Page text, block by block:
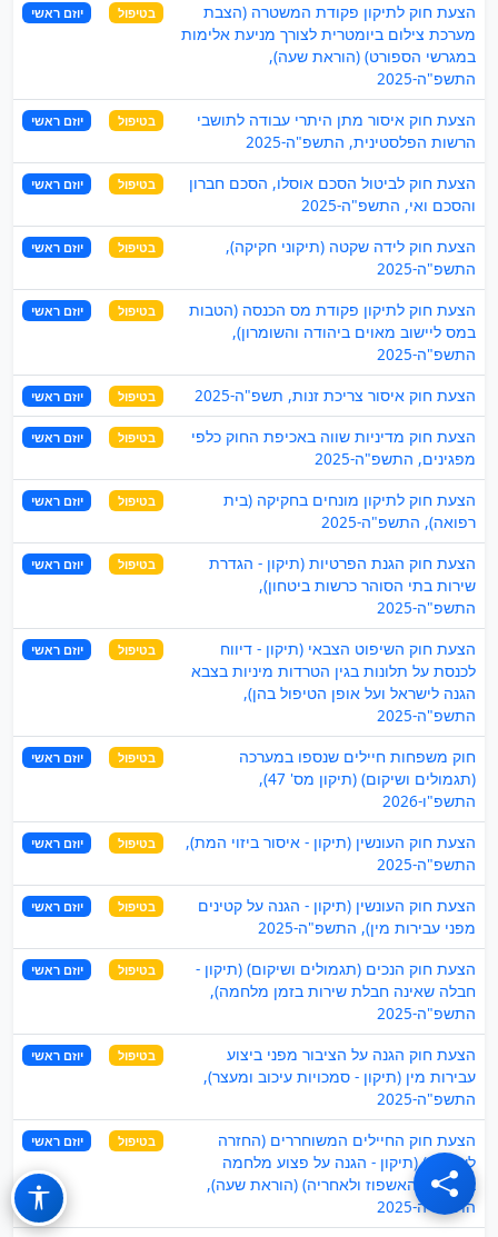
הצעת חוק לתיקון פקודת המשטרה (הצבת
מערכת צילום ביומטרית לצורך מניעת אלימות
במגרשי הספורט) (הוראת שעה),
התשפ"ה-2025
בטיפול יוזם ראשי
הצעת חוק איסור מתן היתרי עבודה לתושבי
הרשות הפלסטינית, התשפ"ה-2025
בטיפול יוזם ראשי
הצעת חוק לביטול הסכם אוסלו, הסכם חברון
והסכם ואי, התשפ"ה-2025
בטיפול יוזם ראשי
הצעת חוק לידה שקטה (תיקוני חקיקה),
התשפ"ה-2025
בטיפול יוזם ראשי
הצעת חוק לתיקון פקודת מס הכנסה (הטבות
במס ליישוב מאוים ביהודה והשומרון),
התשפ"ה-2025
בטיפול יוזם ראשי
הצעת חוק איסור צריכת זנות, תשפ"ה-2025 בטיפול יוזם ראשי
הצעת חוק מדיניות שווה באכיפת החוק כלפי
מפגינים, התשפ"ה-2025
בטיפול יוזם ראשי
הצעת חוק לתיקון מונחים בחקיקה (בית
רפואה), התשפ"ה-2025
בטיפול יוזם ראשי
הצעת חוק הגנת הפרטיות (תיקון - הגדרת
שירות בתי הסוהר כרשות ביטחון),
התשפ"ה-2025
בטיפול יוזם ראשי
הצעת חוק השיפוט הצבאי (תיקון - דיווח
לכנסת על תלונות בגין הטרדות מיניות בצבא
הגנה לישראל ועל אופן הטיפול בהן),
התשפ"ה-2025
בטיפול יוזם ראשי
חוק משפחות חיילים שנספו במערכה
(תגמולים ושיקום) (תיקון מס' 47),
התשפ"ו-2026
בטיפול יוזם ראשי
הצעת חוק העונשין (תיקון - איסור ביזוי המת),
התשפ"ה-2025
בטיפול יוזם ראשי
הצעת חוק העונשין (תיקון - הגנה על קטינים
מפני עבירות מין), התשפ"ה-2025
בטיפול יוזם ראשי
הצעת חוק הנכים (תגמולים ושיקום) (תיקון -
חבלה שאינה חבלת שירות בזמן מלחמה),
התשפ"ה-2025
בטיפול יוזם ראשי
הצעת חוק הגנה על הציבור מפני ביצוע
עבירות מין (תיקון - סמכויות עיכוב ומעצר),
התשפ"ה-2025
בטיפול יוזם ראשי
הצעת חוק החיילים המשוחררים (החזרה
לעבודה) (תיקון - הגנה על פצוע מלחמה
בתקופת האשפוז ולאחריה) (הוראת שעה),
התשפ"ה-2025
בטיפול יוזם ראשי